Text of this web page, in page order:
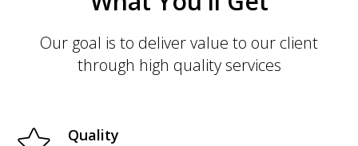
Our goal is to deliver value to our client
through high quality services
Quality